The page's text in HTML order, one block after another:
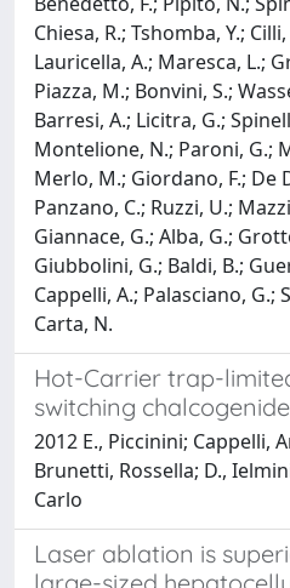
Chiesa, R.; Tshomba, Y.;
Lauricella, A.; Maresca, L.;
Piazza, M.; Bonvini, S.;
Barresi, A.; Licitra, G.;
Montelione, N.; Paroni, G.;
Merlo, M.; Giordano, F.; De
Panzano, C.; Ruzzi, U.;
Giannace, G.; Alba, G.;
Giubbolini, G.; Baldi, B.;
Cappelli, A.; Palasciano, G.;
Carta, N.
Hot-Carrier trap-
switching
2012 E., Piccinini; Cappelli,
Brunetti, Rossella; D.,
Carlo
Laser ablation is